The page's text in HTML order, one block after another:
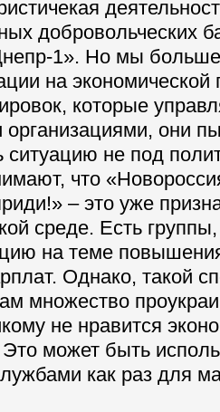
добровольческих
1». Но мы
на
которые
организациями, они
ситуацию не под
что
– это уже
среде. Есть
на теме
Однако, такой
множество
не нравится
может быть
как раз для